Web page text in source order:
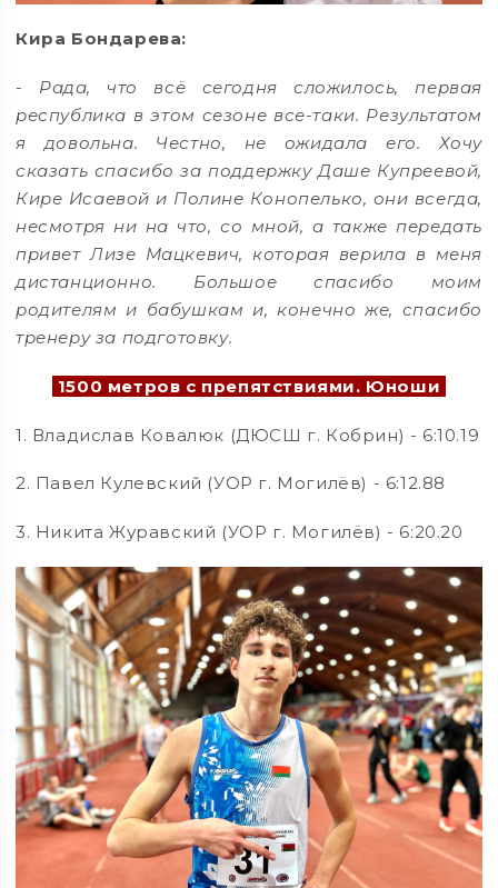
Кира Бондарева:
- Рада, что всё сегодня сложилось, первая
республика в этом сезоне все-таки. Результатом
я довольна. Честно, не ожидала его. Хочу
сказать спасибо за поддержку Даше Купреевой,
Кире Исаевой и Полине Конопелько, они всегда,
несмотря ни на что, со мной, а также передать
привет Лизе Мацкевич, которая верила в меня
дистанционно. Большое спасибо моим
родителям и бабушкам и, конечно же, спасибо
тренеру за подготовку.
1500 метров с препятствиями. Юноши
1. Владислав Ковалюк (ДЮСШ г. Кобрин) - 6:10.19
2. Павел Кулевский (УОР г. Могилёв) - 6:12.88
3. Никита Журавский (УОР г. Могилёв) - 6:20.20